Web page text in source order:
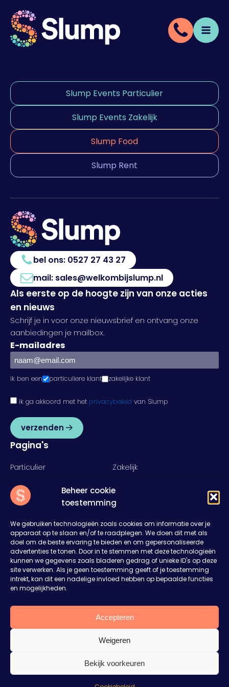
Beheer cookie
toestemming
We gebruiken technologieën zoals cookies om informatie over je
apparaat op te slaan en/of te raadplegen. We doen dit met als
doel om de beste ervaring te bieden en om gepersonaliseerde
advertenties te tonen. Door in te stemmen met deze technologieën
kunnen we gegevens zoals bladeren gedrag of unieke ID's op deze
site verwerken. Als je geen toestemming geeft of je toestemming
intrekt, kan dit een nadelige invloed hebben op bepaalde functies
en mogelijkheden.
Accepteren
Weigeren
Bekijk voorkeuren
Slump Events Particulier
Slump Events Zakelijk
Slump Food
Slump Rent
bel ons: 0527 27 43 27
mail: sales@welkombijslump.nl
Als eerste op de hoogte zijn van onze acties
en nieuws
Schrijf je in voor onze nieuwsbrief en ontvang onze
aanbiedingen je mailbox.
E-mailadres
ik ben een particuliere klant zakelijke klant
ik ga akkoord met het privacybeleid van Slump
verzenden
Pagina's
Particulier
Zakelijk
Inspiratie
Over ons
Nieuws
Offerte aanvragen
Slump
Het Rister 11
8314RD Bant
0527 27 43 27
sales@welkombijslump.nl
© 2026 WELKOMBIJSLUMP.NL ALL RIGHTS RESERVED
Privacy & cookiestatement
Vertel ons je ideeën. Wij denken mee en maken
een vrijblijvende offerte op maat.
Ik kijk nog even rond